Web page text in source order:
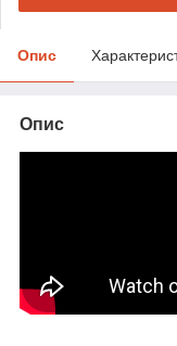
Опис
Опис